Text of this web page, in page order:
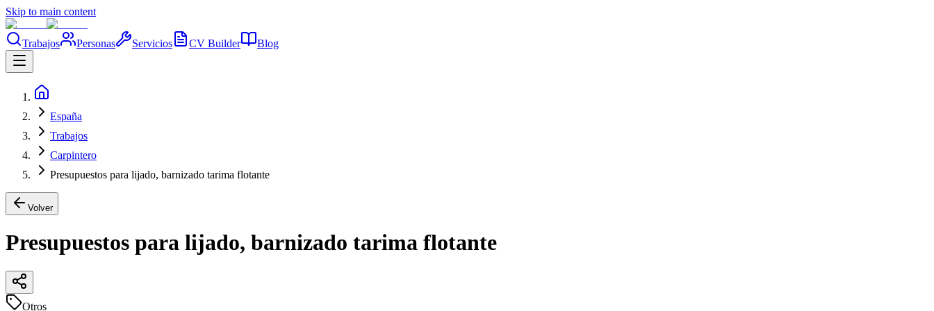
Skip to main content
Trabajos Personas Servicios CV Builder Blog
España
Trabajos
Carpintero
Presupuestos para lijado, barnizado tarima flotante
Volver
Presupuestos para lijado, barnizado tarima flotante
Otros